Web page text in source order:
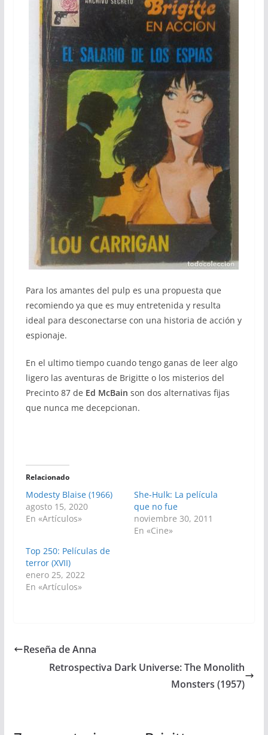
Para los amantes del pulp es una propuesta que
recomiendo ya que es muy entretenida y resulta
ideal para desconectarse con una historia de acción y
espionaje.
En el ultimo tiempo cuando tengo ganas de leer algo
ligero las aventuras de Brigitte o los misterios del
Precinto 87 de Ed McBain son dos alternativas fijas
que nunca me decepcionan.
Relacionado
Modesty Blaise (1966)
agosto 15, 2020
En «Artículos»
She-Hulk: La película
que no fue
noviembre 30, 2011
En «Cine»
Top 250: Películas de
terror (XVII)
enero 25, 2022
En «Artículos»
Reseña de Anna
Retrospectiva Dark Universe: The Monolith
Monsters (1957)